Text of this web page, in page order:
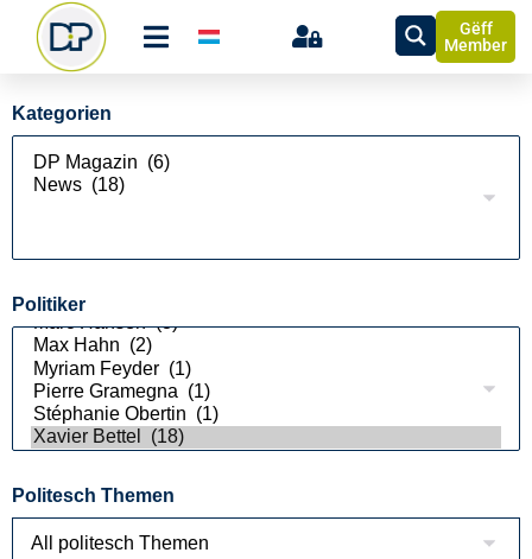
Gëff
Member
Kategorien
Politiker
Politesch Themen